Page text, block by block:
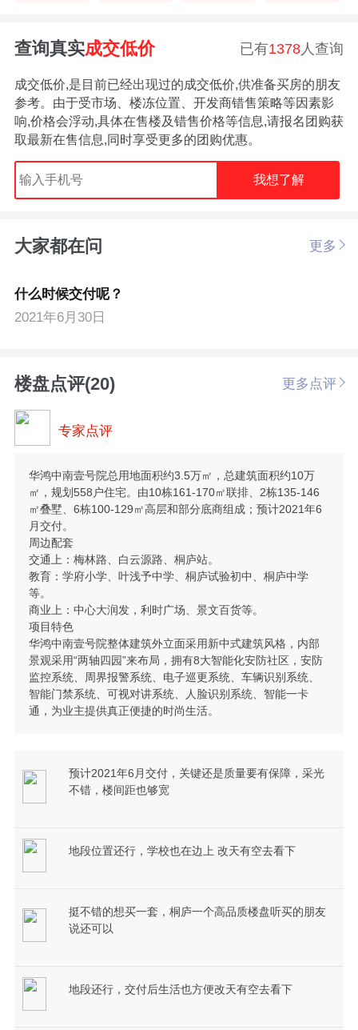
查询真实成交低价 已有1378 人查询
成交低价,是目前已经出现过的成交低价,供准备买房的朋友
参考。由于受市场、楼冻位置、开发商错售策略等因素影
响,价格会浮动,具体在售楼及错售价格等信息,请报名团购获
取最新在售信息,同时享受更多的团购优惠。
我想了解
大家都在问 更多
什么时候交付呢？
2021年6月30日
楼盘点评(20) 更多点评
专家点评
华鸿中南壹号院总用地面积约3.5万㎡，总建筑面积约10万
㎡，规划558户住宅。由10栋161-170㎡联排、2栋135-146
㎡叠墅、6栋100-129㎡高层和部分底商组成；预计2021年6
月交付。
周边配套
交通上：梅林路、白云源路、桐庐站。
教育：学府小学、叶浅予中学、桐庐试验初中、桐庐中学
等。
商业上：中心大润发，利时广场、景文百货等。
项目特色
华鸿中南壹号院整体建筑外立面采用新中式建筑风格，内部
景观采用“两轴四园”来布局，拥有8大智能化安防社区，安防
监控系统、周界报警系统、电子巡更系统、车辆识别系统、
智能门禁系统、可视对讲系统、人脸识别系统、智能一卡
通，为业主提供真正便捷的时尚生活。
预计2021年6月交付，关键还是质量要有保障，采光
不错，楼间距也够宽
地段位置还行，学校也在边上 改天有空去看下
挺不错的想买一套，桐庐一个高品质楼盘听买的朋友
说还可以
地段还行，交付后生活也方便改天有空去看下